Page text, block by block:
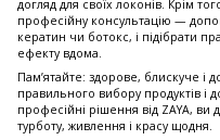
догляд для своїх локонів. Крім
професійну консультацію —
кератин чи ботокс, і підібрати
ефекту вдома.
Пам’ятайте: здорове, блискуче і
правильного вибору продуктів і
професійні рішення від ZAYA,
турботу, живлення і красу щодня.